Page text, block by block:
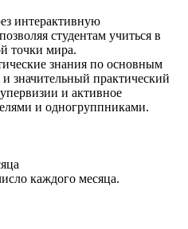
интерактивную
студентам учиться в
точки мира.
знания по основным
значительный практический
и активное
и одногруппниками.
каждого месяца.